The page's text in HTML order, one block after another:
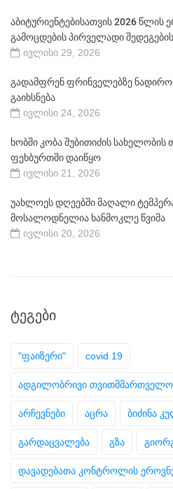
აბიტურიენტებისათვის 2026 წლის
გამოცდების პირველადი
ივლისი 29, 2026
გადამფრენ ფრინველებზე
გაიხსნება
ივლისი 24, 2026
ხობში კობა შუბითიძის სახელობის
ფეხბურთში დაიწყო
ივლისი 21, 2026
უახლოეს დღეებში მაღალი
მოსალოდნელია ხანმოკლე წვიმა
ივლისი 20, 2026
ᲢᲔᲒᲔᲑᲘ
"ფაიზერი" covid 19
ადგილობრივი
არჩევნები აცრა ბიძინა
გარდაცვალება გზა
დავადებათა კონტროლის